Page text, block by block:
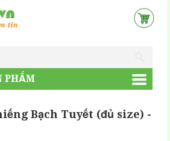
PHẨM
Bạch Tuyết (đủ size) -